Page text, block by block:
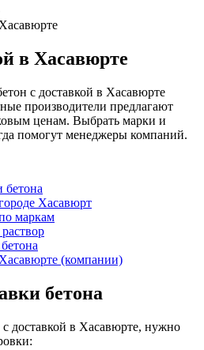
в Хасавюрте
с доставкой в Хасавюрте
производители предлагают
ценам. Выбрать марки и
помогут менеджеры компаний.
бетона
Хасавюрт
маркам
(компании)
бетона
доставкой в Хасавюрте, нужно